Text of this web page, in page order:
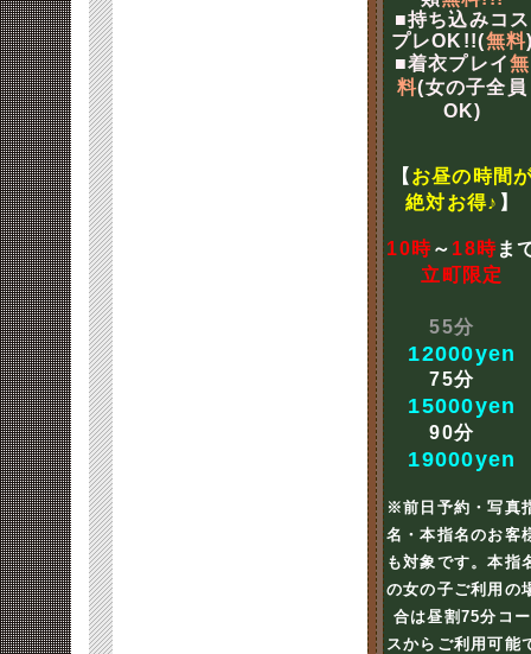
■持ち込みコス
プレOK!!(無料
■着衣プレイ無
料(女の子全員
OK)
【 お昼の時間
絶対お得♪ 】
10時～ 18時ま
立町限定
55分
12000yen
75分
15000yen
90分
19000yen
※前日予約・写真
名・本指名のお客
も対象です。本指
の女の子ご利用の
合は昼割75分コー
スからご利用可能